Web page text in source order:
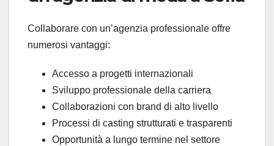
Collaborare con un’agenzia professionale offre
numerosi vantaggi:
Accesso a progetti internazionali
Sviluppo professionale della carriera
Collaborazioni con brand di alto livello
Processi di casting strutturati e trasparenti
Opportunità a lungo termine nel settore